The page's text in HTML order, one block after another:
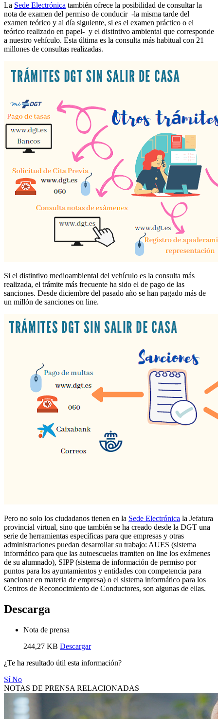
La Sede Electrónica también ofrece la posibilidad de consultar la
nota de examen del permiso de conducir -la misma tarde del
examen teórico y al día siguiente, si es el examen práctico o el
teórico realizado en papel- y el distintivo ambiental que corresponde
a nuestro vehículo. Esta última es la consulta más habitual con 21
millones de consultas realizadas.
Si el distintivo medioambiental del vehículo es la consulta más
realizada, el trámite más frecuente ha sido el de pago de las
sanciones. Desde diciembre del pasado año se han pagado más de
un millón de sanciones on line.
Pero no solo los ciudadanos tienen en la Sede Electrónica la Jefatura
provincial virtual, sino que también se ha creado desde la DGT una
serie de herramientas específicas para que empresas y otras
administraciones puedan desarrollar su trabajo: AUES (sistema
informático para que las autoescuelas tramiten on line los exámenes
de su alumnado), SIPP (sistema de información de permiso por
puntos para los ayuntamientos y entidades con competencia para
sancionar en materia de empresa) o el sistema informático para los
Centros de Reconocimiento de Conductores, son algunas de ellas.
Descarga
Nota de prensa
244,27 KB Descargar
¿Te ha resultado útil esta información?
SíNo
NOTAS DE PRENSA RELACIONADAS